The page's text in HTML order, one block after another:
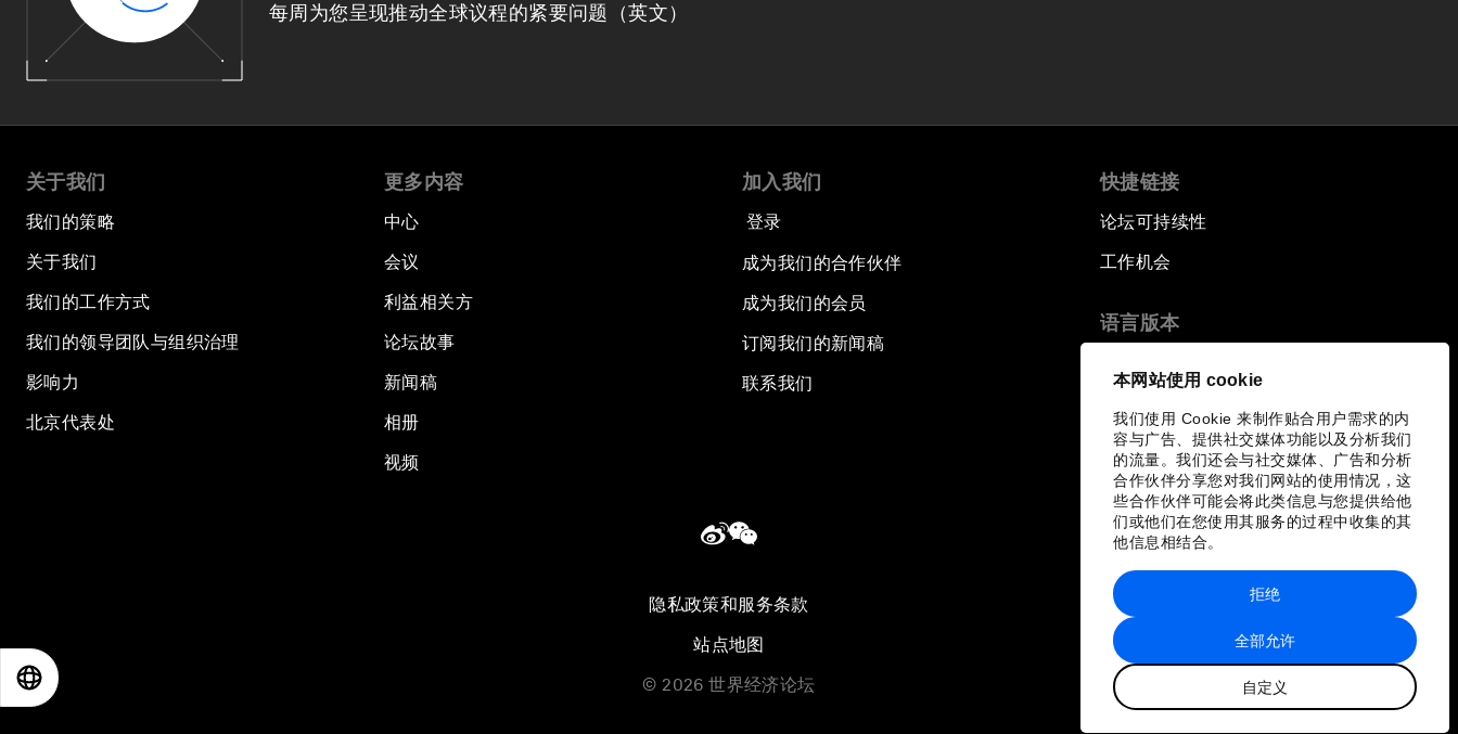
本网站使用 cookie
我们使用 Cookie 来制作贴合用户需求的内
容与广告、提供社交媒体功能以及分析我们
的流量。我们还会与社交媒体、广告和分析
合作伙伴分享您对我们网站的使用情况，这
些合作伙伴可能会将此类信息与您提供给他
们或他们在您使用其服务的过程中收集的其
他信息相结合。
全部允许
自定义
拒绝
每周为您呈现推动全球议程的紧要问题（英文）
关于我们
我们的策略
关于我们
我们的工作方式
我们的领导团队与组织治理
影响力
北京代表处
更多内容
中心
会议
利益相关方
论坛故事
新闻稿
相册
视频
加入我们
登录
成为我们的合作伙伴
成为我们的会员
订阅我们的新闻稿
联系我们
快捷链接
论坛可持续性
工作机会
语言版本
隐私政策和服务条款
站点地图
© 2026 世界经济论坛